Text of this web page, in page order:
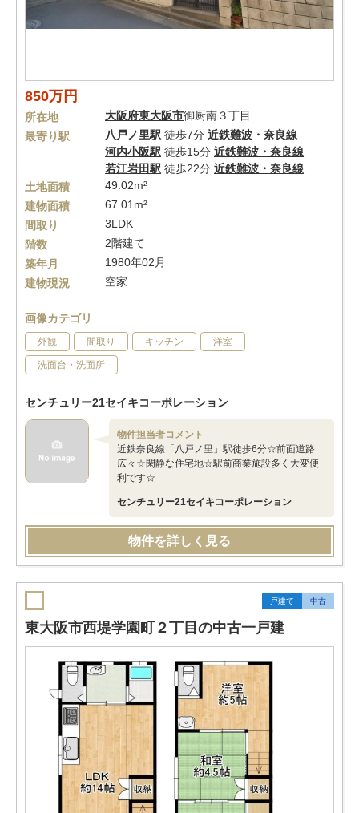
850万円
所在地 大阪府東大阪市御厨南３丁目
最寄り駅
八戸ノ里駅 徒歩7分 近鉄難波・奈良線
河内小阪駅 徒歩15分 近鉄難波・奈良線
若江岩田駅 徒歩22分 近鉄難波・奈良線
土地面積
49.02m²
建物面積
67.01m²
間取り
3LDK
階数
2階建て
築年月
1980年02月
建物現況
空家
画像カテゴリ
外観 間取り キッチン 洋室
洗面台・洗面所
センチュリー21セイキコーポレーション
物件担当者コメント
近鉄奈良線「八戸ノ里」駅徒歩6分☆前面道路
広々☆閑静な住宅地☆駅前商業施設多く大変便
利です☆
センチュリー21セイキコーポレーション
物件を詳しく見る
戸建て 中古
東大阪市西堤学園町２丁目の中古一戸建